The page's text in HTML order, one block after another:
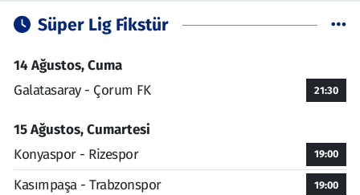
Süper Lig Fikstür
14 Ağustos, Cuma
Galatasaray - Çorum FK
21:30
15 Ağustos, Cumartesi
Konyaspor - Rizespor
19:00
Kasımpaşa - Trabzonspor 19:00